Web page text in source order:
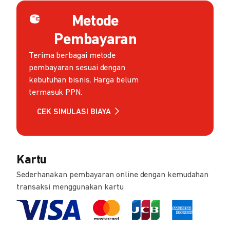
Metode
Pembayaran
Terima berbagai metode
pembayaran sesuai dengan
kebutuhan bisnis. Harga belum
termasuk PPN.
CEK SIMULASI BIAYA
Kartu
Sederhanakan pembayaran online dengan kemudahan
transaksi menggunakan kartu